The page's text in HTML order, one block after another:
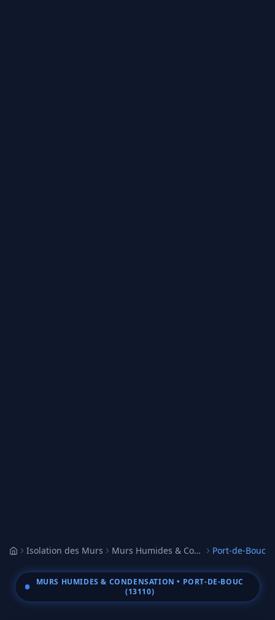
AccueilIsolation des Murs Murs Humides & Condensation Port-de-Bouc
MURS HUMIDES & CONDENSATION • PORT-DE-BOUC
(13110)